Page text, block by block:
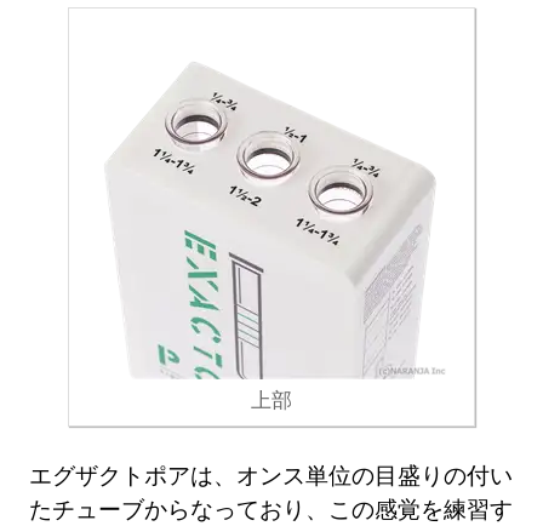
上部
エグザクトポアは、オンス単位の目盛りの付い
たチューブからなっており、この感覚を練習す